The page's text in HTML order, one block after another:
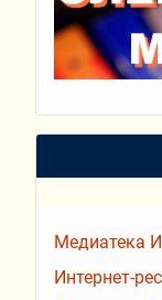
Медиатека
Интернет-